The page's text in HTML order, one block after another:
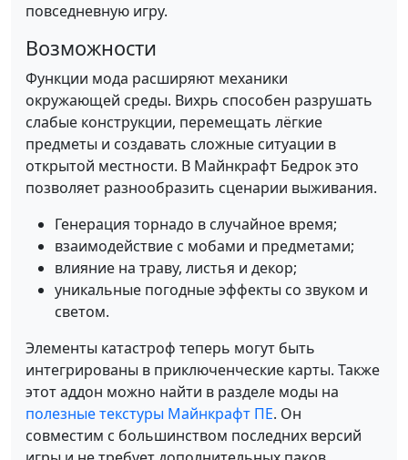
повседневную игру.
Возможности
Функции мода расширяют механики
окружающей среды. Вихрь способен разрушать
слабые конструкции, перемещать лёгкие
предметы и создавать сложные ситуации в
открытой местности. В Майнкрафт Бедрок это
позволяет разнообразить сценарии выживания.
Генерация торнадо в случайное время;
взаимодействие с мобами и предметами;
влияние на траву, листья и декор;
уникальные погодные эффекты со звуком и
светом.
Элементы катастроф теперь могут быть
интегрированы в приключенческие карты. Также
этот аддон можно найти в разделе моды на
полезные текстуры Майнкрафт ПЕ. Он
совместим с большинством последних версий